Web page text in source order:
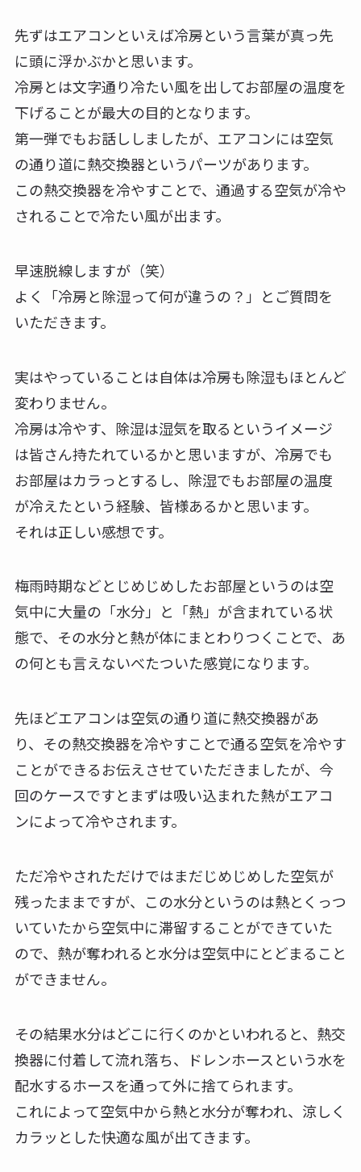
先ずはエアコンといえば冷房という言葉が真っ先
に頭に浮かぶかと思います。
冷房とは文字通り冷たい風を出してお部屋の温度を
下げることが最大の目的となります。
第一弾でもお話ししましたが、エアコンには空気
の通り道に熱交換器というパーツがあります。
この熱交換器を冷やすことで、通過する空気が冷や
されることで冷たい風が出ます。
早速脱線しますが（笑）
よく「冷房と除湿って何が違うの？」とご質問を
いただきます。
実はやっていることは自体は冷房も除湿もほとんど
変わりません。
冷房は冷やす、除湿は湿気を取るというイメージ
は皆さん持たれているかと思いますが、冷房でも
お部屋はカラっとするし、除湿でもお部屋の温度
が冷えたという経験、皆様あるかと思います。
それは正しい感想です。
梅雨時期などとじめじめしたお部屋というのは空
気中に大量の「水分」と「熱」が含まれている状
態で、その水分と熱が体にまとわりつくことで、あ
の何とも言えないべたついた感覚になります。
先ほどエアコンは空気の通り道に熱交換器があ
り、その熱交換器を冷やすことで通る空気を冷やす
ことができるお伝えさせていただきましたが、今
回のケースですとまずは吸い込まれた熱がエアコ
ンによって冷やされます。
ただ冷やされただけではまだじめじめした空気が
残ったままですが、この水分というのは熱とくっつ
いていたから空気中に滞留することができていた
ので、熱が奪われると水分は空気中にとどまること
ができません。
その結果水分はどこに行くのかといわれると、熱交
換器に付着して流れ落ち、ドレンホースという水を
配水するホースを通って外に捨てられます。
これによって空気中から熱と水分が奪われ、涼しく
カラッとした快適な風が出てきます。